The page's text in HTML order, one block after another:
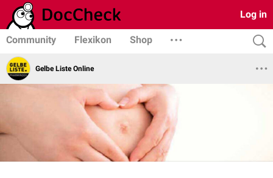
Log in
Community Flexikon Shop
Gelbe Liste Online